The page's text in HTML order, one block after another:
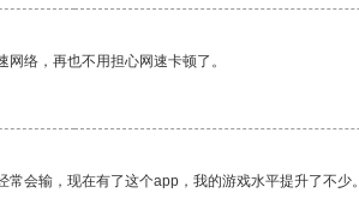
络，再也不用担心网速卡顿了。
会输，现在有了这个app，我的游戏水平提升了不少。